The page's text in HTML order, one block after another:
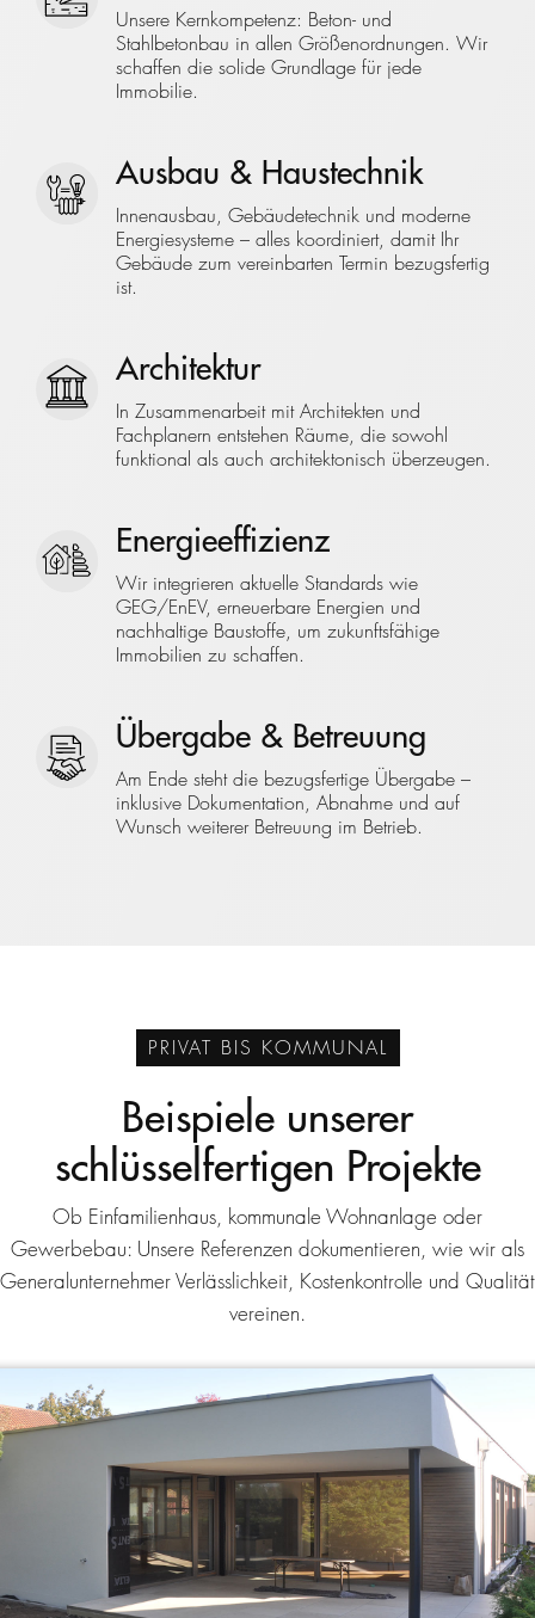
Unsere Kernkompetenz: Beton- und
Stahlbetonbau in allen Größenordnungen. Wir
schaffen die solide Grundlage für jede
Immobilie.
Ausbau & Haustechnik
Innenausbau, Gebäudetechnik und moderne
Energiesysteme – alles koordiniert, damit Ihr
Gebäude zum vereinbarten Termin bezugsfertig
ist.
Architektur
In Zusammenarbeit mit Architekten und
Fachplanern entstehen Räume, die sowohl
funktional als auch architektonisch überzeugen.
Energieeffizienz
Wir integrieren aktuelle Standards wie
GEG/EnEV, erneuerbare Energien und
nachhaltige Baustoffe, um zukunftsfähige
Immobilien zu schaffen.
Übergabe & Betreuung
Am Ende steht die bezugsfertige Übergabe –
inklusive Dokumentation, Abnahme und auf
Wunsch weiterer Betreuung im Betrieb.
PRIVAT BIS KOMMUNAL
Beispiele unserer
schlüsselfertigen Projekte
Ob Einfamilienhaus, kommunale Wohnanlage oder
Gewerbebau: Unsere Referenzen dokumentieren, wie wir als
Generalunternehmer Verlässlichkeit, Kostenkontrolle und Qualität
vereinen.